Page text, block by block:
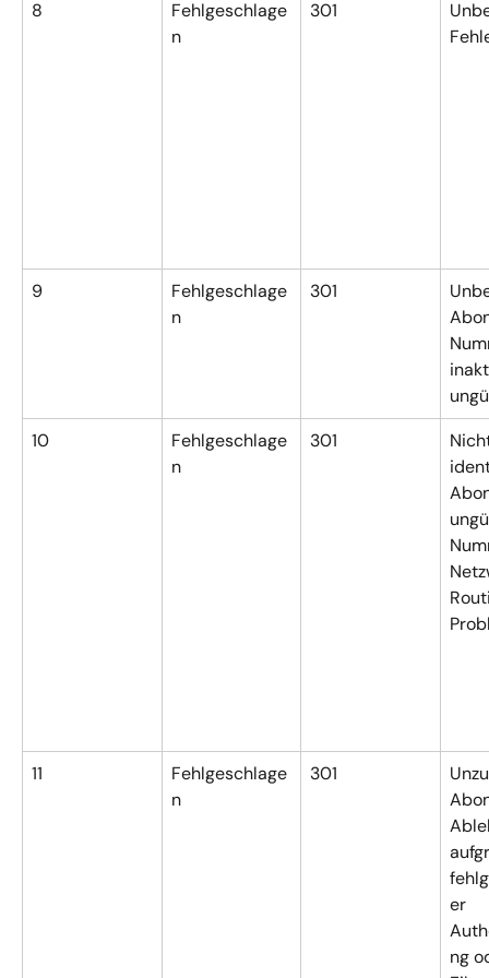
8
Fehlgeschlage
n
301
9
Fehlgeschlage
n
301
10
Fehlgeschlage
n
301
11
Fehlgeschlage
n
301
er
ng